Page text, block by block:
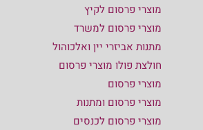
מוצרי פרסום לקיץ
מוצרי פרסום למשרד
מתנות אביזרי יין ואלכוהול
חולצת פולו מוצרי פרסום
מוצרי פרסום
מוצרי פרסום ומתנות
מוצרי פרסום לכנסים